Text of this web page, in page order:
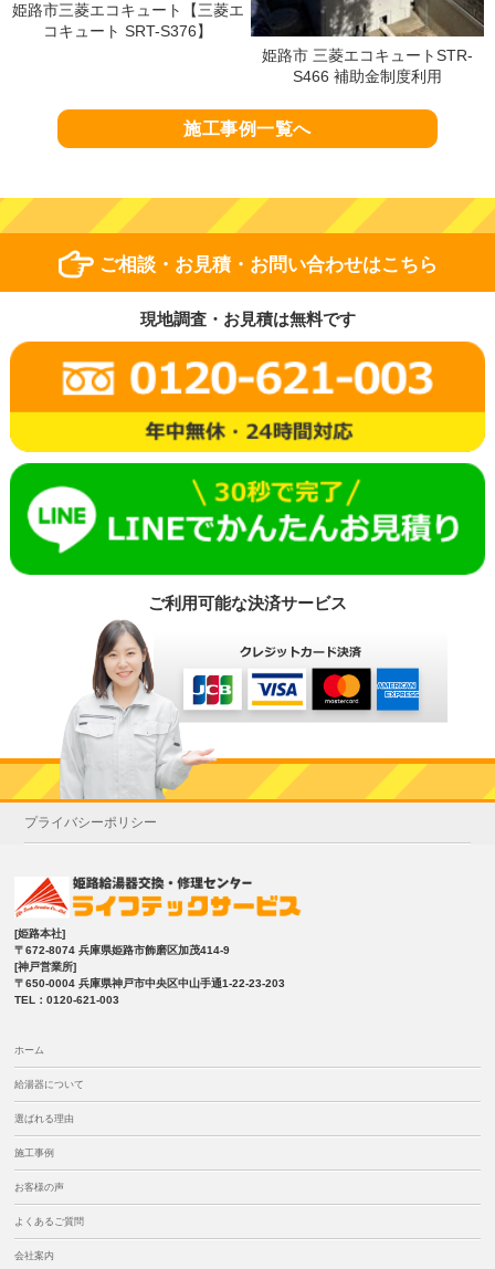
姫路市三菱エコキュート【三菱エ
コキュート SRT-S376】
姫路市 三菱エコキュートSTR-
S466 補助金制度利用
施工事例一覧へ
ご相談・お見積・お問い合わせはこちら
現地調査・お見積は無料です
ご利用可能な決済サービス
プライバシーポリシー
[姫路本社]
〒672-8074 兵庫県姫路市飾磨区加茂414-9
[神戸営業所]
〒650-0004 兵庫県神戸市中央区中山手通1-22-23-203
TEL：0120-621-003
ホーム
給湯器について
選ばれる理由
施工事例
お客様の声
よくあるご質問
会社案内